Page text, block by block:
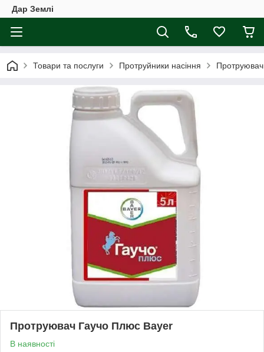
Дар Землі
Товари та послуги Протруйники насіння
Протруювач Гаучо Плюс Bayer
В наявності